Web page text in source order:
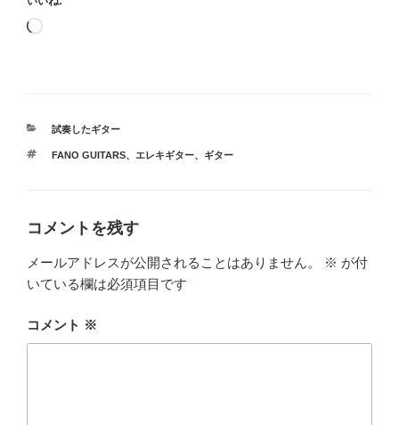
読
カ
ゴ
試奏したギター
タ
FANO GUITARS、 エレキギター、 ギター
コメントを残す
メールアドレスが公開されることはありません。 ※ が付
いている欄は必須項目です
コメント ※